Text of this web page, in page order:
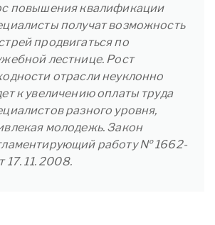
повышения квалификации
получат возможность
продвигаться по
лестнице. Рост
отрасли неуклонно
к увеличению оплаты труда
разного уровня,
молодежь. Закон
работу № 1662-
17. 11. 2008.